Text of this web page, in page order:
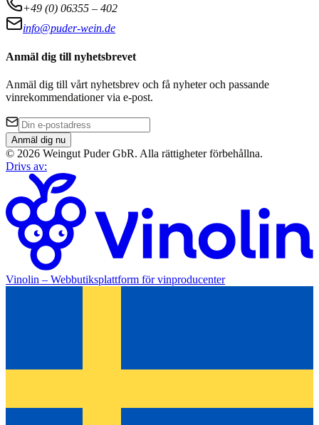
+49 (0) 06355 – 402
info@puder-wein.de
Anmäl dig till nyhetsbrevet
Anmäl dig till vårt nyhetsbrev och få nyheter och passande
vinrekommendationer via e-post.
Anmäl dig nu
© 2026 Weingut Puder GbR. Alla rättigheter förbehållna.
Drivs av:
Vinolin – Webbutiksplattform för vinproducenter